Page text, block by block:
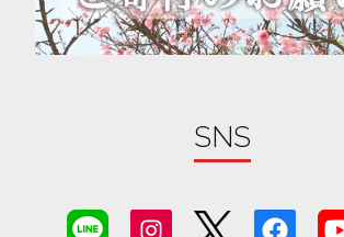
SNS